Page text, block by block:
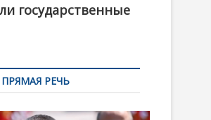
государственные
ПРЯМАЯ РЕЧЬ